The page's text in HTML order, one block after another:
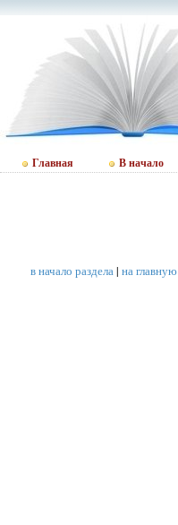
Главная В начало
в начало раздела| на главную